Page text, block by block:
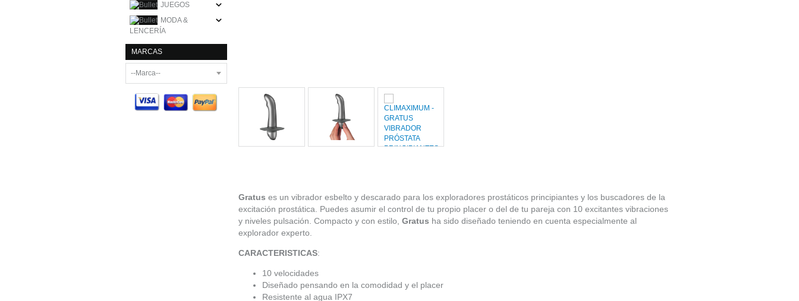
JUEGOS
MODA &
LENCERÍA
MARCAS
Gratuses un vibrador esbelto y descarado para los exploradores prostáticos principiantes y los buscadores de la
excitación prostática. Puedes asumir el control de tu propio placer o del de tu pareja con 10 excitantes vibraciones
y niveles pulsación. Compacto y con estilo,Gratus ha sido diseñado teniendo en cuenta especialmente al
explorador experto.
CARACTERISTICAS:
10 velocidades
Diseñado pensando en la comodidad y el placer
Resistente al agua IPX7